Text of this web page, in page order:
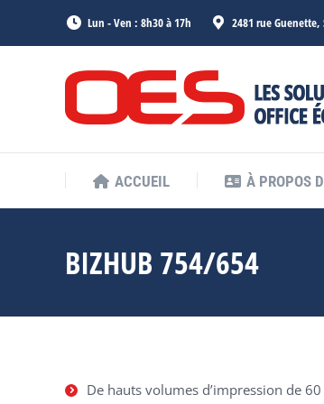
Lun - Ven : 8h30 à 17h 2481 rue Guenette,
ACCUEIL À PROPOS
BIZHUB 754/654
De hauts volumes d’impression de
ACCUEIL À PROPOS